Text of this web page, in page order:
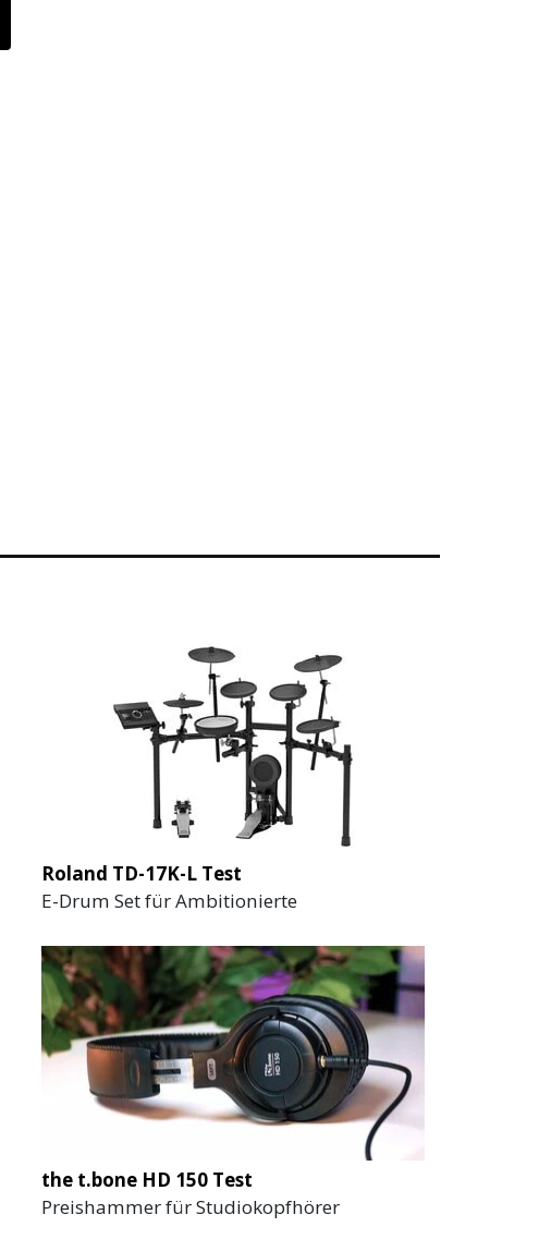
Roland TD-17K-L Test
E-Drum Set für Ambitionierte
the t.bone HD 150 Test
Preishammer für Studiokopfhörer